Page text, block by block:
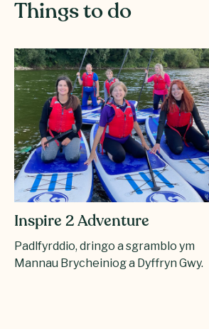
Things to do
Inspire 2 Adventure
Padlfyrddio, dringo a sgramblo ym
Mannau Brycheiniog a Dyffryn Gwy.